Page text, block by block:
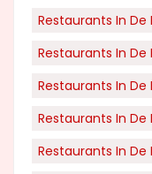
Restaurants In
Restaurants In
Restaurants In
Restaurants In
Restaurants In De